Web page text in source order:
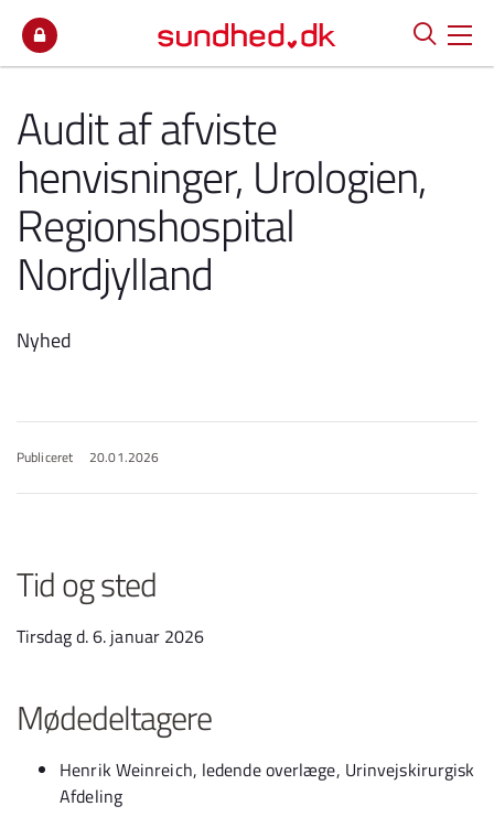
Audit af afviste
henvisninger, Urologien,
Regionshospital
Nordjylland
Nyhed
Publiceret 20.01.2026
Tid og sted
Tirsdag d. 6. januar 2026
Mødedeltagere
Henrik Weinreich, ledende overlæge, Urinvejskirurgisk
Afdeling